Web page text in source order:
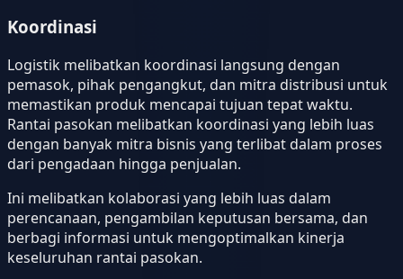
Koordinasi
Logistik melibatkan koordinasi langsung dengan
pemasok, pihak pengangkut, dan mitra distribusi untuk
memastikan produk mencapai tujuan tepat waktu.
Rantai pasokan melibatkan koordinasi yang lebih luas
dengan banyak mitra bisnis yang terlibat dalam proses
dari pengadaan hingga penjualan.
Ini melibatkan kolaborasi yang lebih luas dalam
perencanaan, pengambilan keputusan bersama, dan
berbagi informasi untuk mengoptimalkan kinerja
keseluruhan rantai pasokan.